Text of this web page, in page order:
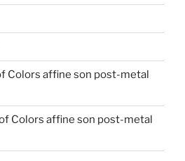
Colors affine son post-metal
Colors affine son post-metal